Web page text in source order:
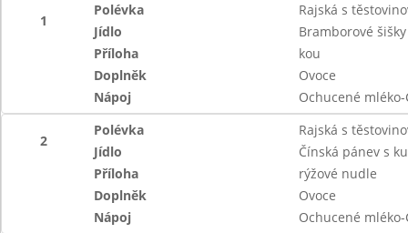
1
Polévka
Rajská s
Jídlo
Bramborové
Příloha
kou
Doplněk
Ovoce
Nápoj
Ochucené mléko-
2
Polévka
Rajská s
Jídlo
Čínská pánev s
Příloha
rýžové nudle
Doplněk
Ovoce
Nápoj
Ochucené mléko-